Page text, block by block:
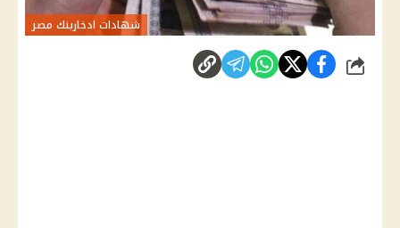
شهادات ادخاربنك مصر
شارك